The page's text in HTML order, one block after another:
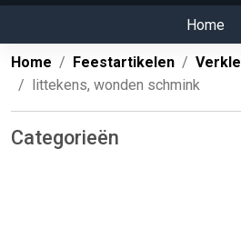
Home
Home Feestartikelen
littekens, wonden schmink
Categorieën